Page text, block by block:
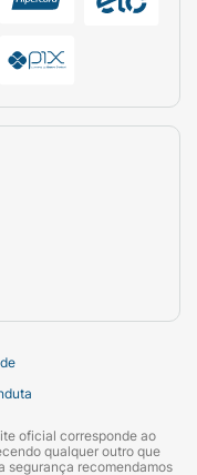
oficial corresponde ao
qualquer outro que
segurança recomendamos